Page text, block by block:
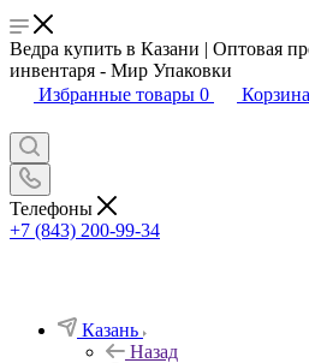
Ведра купить в Казани | Оптовая
инвентаря - Мир Упаковки
Избранные товары 0 Корзина
Телефоны
+7 (843) 200-99-34
Казань
Назад